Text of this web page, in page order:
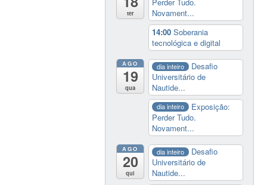
ter
Perder Tudo.
Novament...
14:00Soberania
tecnológica e digital
AGO
19
qua
dia inteiro
Desafio
Universitário de
Nautide...
dia inteiro
Exposição:
Perder Tudo.
Novament...
AGO
20
qui
dia inteiro
Desafio
Universitário de
Nautide...